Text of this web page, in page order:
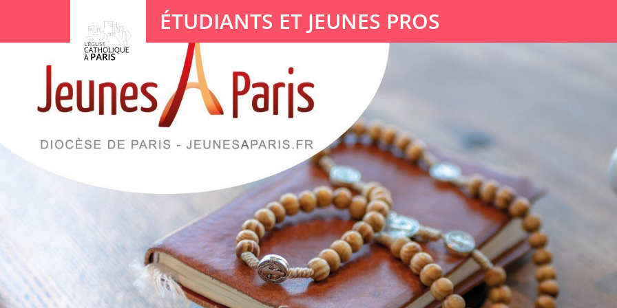
ÉTUDIANTS ET JEUNES PROS
Votre recherche
Panneau de gestion des cookies